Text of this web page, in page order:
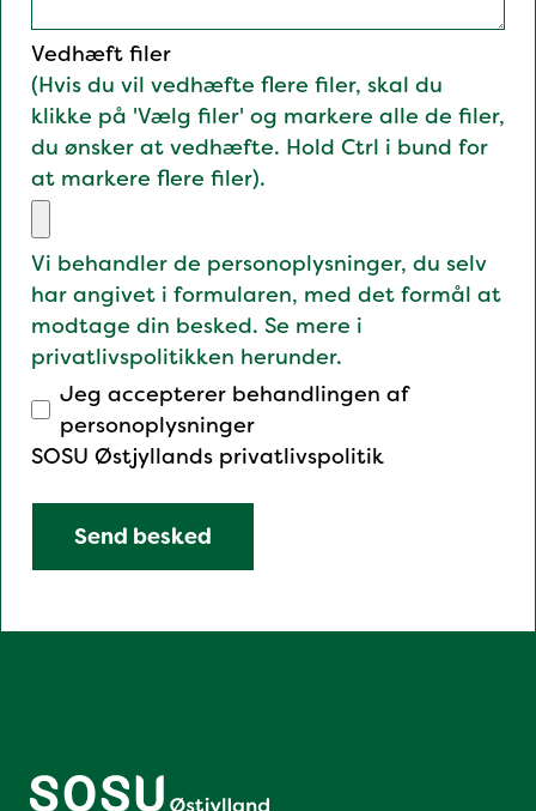
Vedhæft filer
(Hvis du vil vedhæfte flere filer, skal du
klikke på 'Vælg filer' og markere alle de filer,
du ønsker at vedhæfte. Hold Ctrl i bund for
at markere flere filer).
Vi behandler de personoplysninger, du selv
har angivet i formularen, med det formål at
modtage din besked. Se mere i
privatlivspolitikken herunder.
Jeg accepterer behandlingen af
personoplysninger
SOSU Østjyllands privatlivspolitik
Send besked